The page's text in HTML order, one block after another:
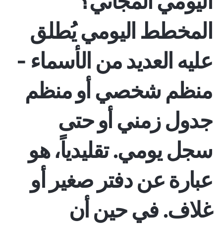
المخطط اليومييُطلق
عليه العديد من الأسماء -
منظم شخصي أو منظم
جدول زمني أو حتى
سجل يومي. تقليدياً، هو
عبارة عن دفتر صغير أو
غلاف. في حين أن